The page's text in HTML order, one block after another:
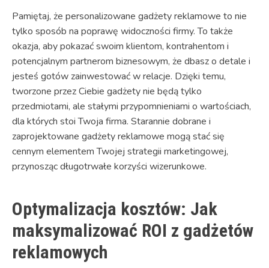
Pamiętaj, że personalizowane gadżety reklamowe to nie
tylko sposób na poprawę widoczności firmy. To także
okazja, aby pokazać swoim klientom, kontrahentom i
potencjalnym partnerom biznesowym, że dbasz o detale i
jesteś gotów zainwestować w relacje. Dzięki temu,
tworzone przez Ciebie gadżety nie będą tylko
przedmiotami, ale stałymi przypomnieniami o wartościach,
dla których stoi Twoja firma. Starannie dobrane i
zaprojektowane gadżety reklamowe mogą stać się
cennym elementem Twojej strategii marketingowej,
przynosząc długotrwałe korzyści wizerunkowe.
Optymalizacja kosztów: Jak
maksymalizować ROI z gadżetów
reklamowych